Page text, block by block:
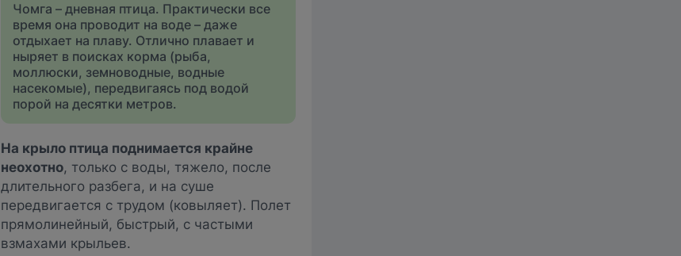
Чомга – дневная птица. Практически все
время она проводит на воде – даже
отдыхает на плаву. Отлично плавает и
ныряет в поисках корма (рыба,
моллюски, земноводные, водные
насекомые), передвигаясь под водой
порой на десятки метров.
На крыло птица поднимается крайне
неохотно, только с воды, тяжело, после
длительного разбега, и на суше
передвигается с трудом (ковыляет). Полет
прямолинейный, быстрый, с частыми
взмахами крыльев.